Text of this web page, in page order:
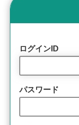
ログインID
パスワード